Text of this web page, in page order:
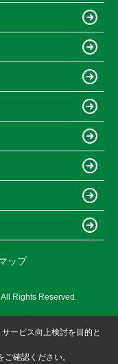
ップ
Rights Reserved.
ービス向上検討を目的と
ご確認ください。